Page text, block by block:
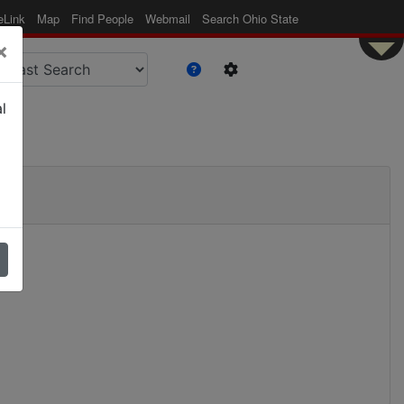
Map Find People Webmail Search Ohio State